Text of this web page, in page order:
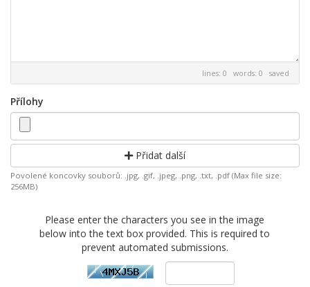
lines: 0 words: 0 saved
Přílohy
Přidat další
Povolené koncovky souborů: .jpg, .gif, .jpeg, .png, .txt, .pdf (Max file size:
256MB)
Please enter the characters you see in the image
below into the text box provided. This is required to
prevent automated submissions.